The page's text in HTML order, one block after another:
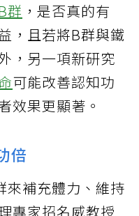
群 ，是否真的有
，且若將B群與鐵
，另一項新研究
可能改善認知功
效果更顯著。
倍
來補充體力、維持
專家招名威教授